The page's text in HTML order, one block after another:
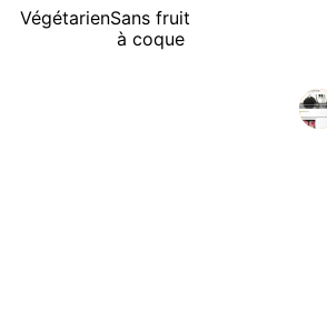
VégétarienSans fruit
à coque